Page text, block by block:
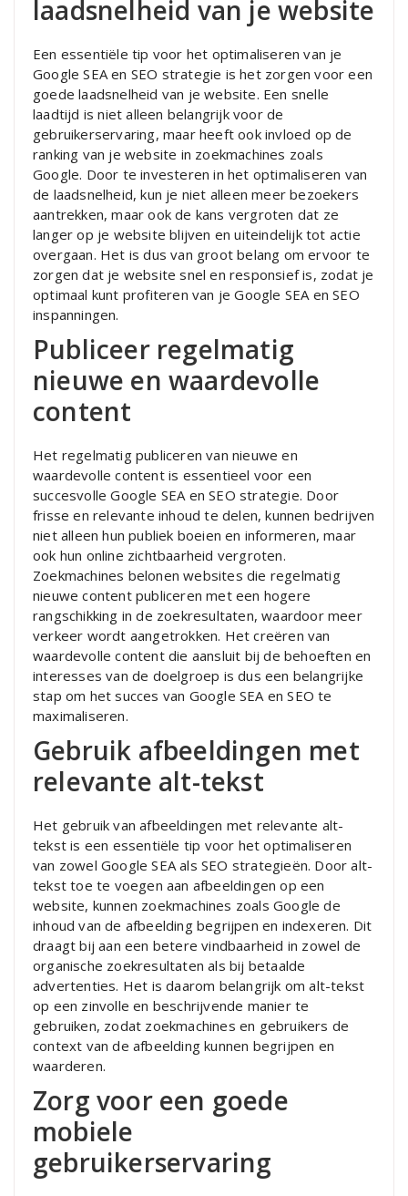
laadsnelheid van je website
Een essentiële tip voor het optimaliseren van je
Google SEA en SEO strategie is het zorgen voor een
goede laadsnelheid van je website. Een snelle
laadtijd is niet alleen belangrijk voor de
gebruikerservaring, maar heeft ook invloed op de
ranking van je website in zoekmachines zoals
Google. Door te investeren in het optimaliseren van
de laadsnelheid, kun je niet alleen meer bezoekers
aantrekken, maar ook de kans vergroten dat ze
langer op je website blijven en uiteindelijk tot actie
overgaan. Het is dus van groot belang om ervoor te
zorgen dat je website snel en responsief is, zodat je
optimaal kunt profiteren van je Google SEA en SEO
inspanningen.
Publiceer regelmatig
nieuwe en waardevolle
content
Het regelmatig publiceren van nieuwe en
waardevolle content is essentieel voor een
succesvolle Google SEA en SEO strategie. Door
frisse en relevante inhoud te delen, kunnen bedrijven
niet alleen hun publiek boeien en informeren, maar
ook hun online zichtbaarheid vergroten.
Zoekmachines belonen websites die regelmatig
nieuwe content publiceren met een hogere
rangschikking in de zoekresultaten, waardoor meer
verkeer wordt aangetrokken. Het creëren van
waardevolle content die aansluit bij de behoeften en
interesses van de doelgroep is dus een belangrijke
stap om het succes van Google SEA en SEO te
maximaliseren.
Gebruik afbeeldingen met
relevante alt-tekst
Het gebruik van afbeeldingen met relevante alt-
tekst is een essentiële tip voor het optimaliseren
van zowel Google SEA als SEO strategieën. Door alt-
tekst toe te voegen aan afbeeldingen op een
website, kunnen zoekmachines zoals Google de
inhoud van de afbeelding begrijpen en indexeren. Dit
draagt bij aan een betere vindbaarheid in zowel de
organische zoekresultaten als bij betaalde
advertenties. Het is daarom belangrijk om alt-tekst
op een zinvolle en beschrijvende manier te
gebruiken, zodat zoekmachines en gebruikers de
context van de afbeelding kunnen begrijpen en
waarderen.
Zorg voor een goede
mobiele
gebruikerservaring